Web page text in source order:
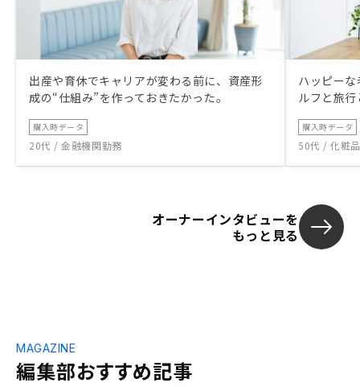
出産や育休でキャリアが変わる前に、資産形
成の“仕組み”を作っておきたかった。
購入時データ
20代 / 金融機関勤務
ハッピー
ルフと旅
購入時データ
50代 / 化粧
オーナーインタビューを
もっと見る
編集部おすすめ記事
MAGAZINE